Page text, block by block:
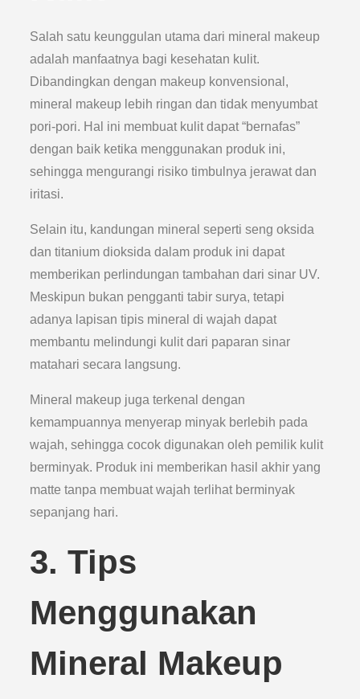
Salah satu keunggulan utama dari mineral makeup
adalah manfaatnya bagi kesehatan kulit.
Dibandingkan dengan makeup konvensional,
mineral makeup lebih ringan dan tidak menyumbat
pori-pori. Hal ini membuat kulit dapat “bernafas”
dengan baik ketika menggunakan produk ini,
sehingga mengurangi risiko timbulnya jerawat dan
iritasi.
Selain itu, kandungan mineral seperti seng oksida
dan titanium dioksida dalam produk ini dapat
memberikan perlindungan tambahan dari sinar UV.
Meskipun bukan pengganti tabir surya, tetapi
adanya lapisan tipis mineral di wajah dapat
membantu melindungi kulit dari paparan sinar
matahari secara langsung.
Mineral makeup juga terkenal dengan
kemampuannya menyerap minyak berlebih pada
wajah, sehingga cocok digunakan oleh pemilik kulit
berminyak. Produk ini memberikan hasil akhir yang
matte tanpa membuat wajah terlihat berminyak
sepanjang hari.
3. Tips
Menggunakan
Mineral Makeup